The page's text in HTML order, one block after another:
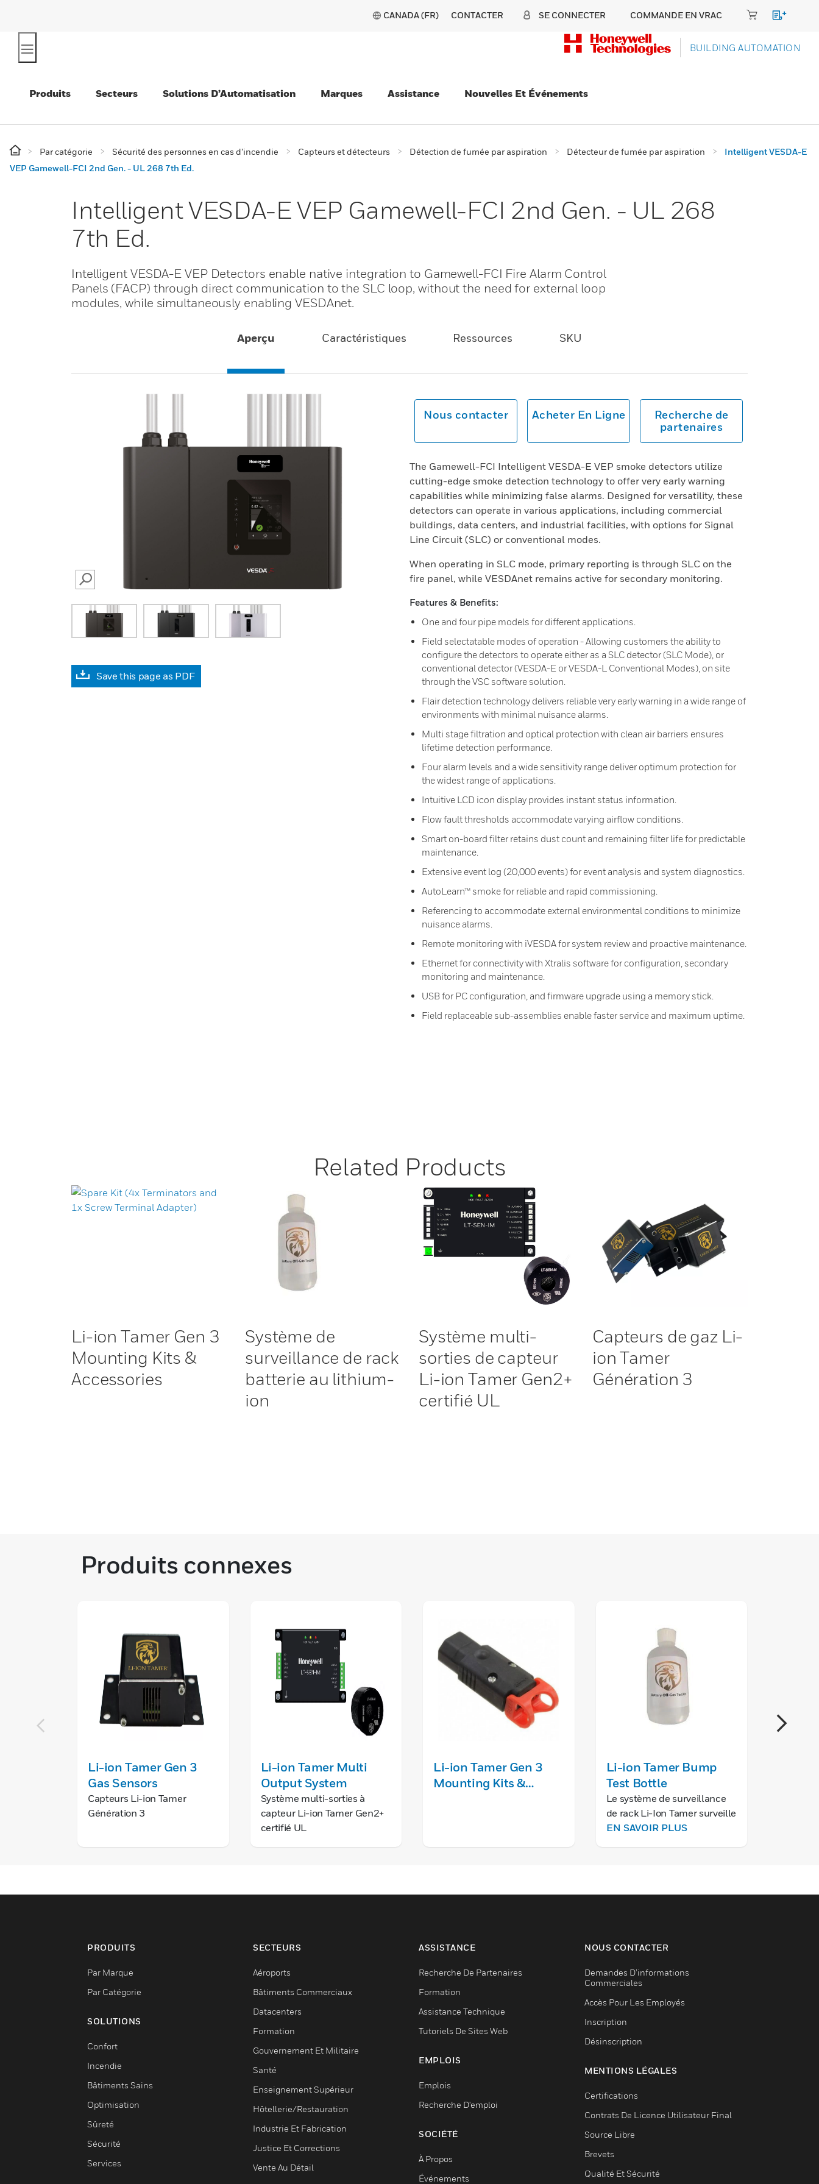
CANADA (FR) CONTACTER SE CONNECTER COMMANDE EN VRAC
BUILDING AUTOMATION
Produits Secteurs Solutions D’Automatisation Marques Assistance Nouvelles Et Événements
Par catégorie Sécurité des personnes en cas d’incendie Capteurs et détecteurs Détection de fumée par aspiration Détecteur de fumée par aspiration
Intelligent VESDA-E
VEP Gamewell-FCI 2nd Gen. - UL 268 7th Ed.
Intelligent VESDA-E VEP Gamewell-FCI 2nd Gen. - UL 268
7th Ed.
Intelligent VESDA-E VEP Detectors enable native integration to Gamewell-FCI Fire Alarm Control
Panels (FACP) through direct communication to the SLC loop, without the need for external loop
modules, while simultaneously enabling VESDAnet.
Aperçu Caractéristiques Ressources SKU
SEARCH
Save this page as PDF
Nous contacter Acheter En Ligne
Recherche de
partenaires
The Gamewell-FCI Intelligent VESDA-E VEP smoke detectors utilize
cutting-edge smoke detection technology to offer very early warning
capabilities while minimizing false alarms. Designed for versatility, these
detectors can operate in various applications, including commercial
buildings, data centers, and industrial facilities, with options for Signal
Line Circuit (SLC) or conventional modes.
When operating in SLC mode, primary reporting is through SLC on the
fire panel, while VESDAnet remains active for secondary monitoring.
Features & Benefits:
One and four pipe models for different applications.
Field selectatable modes of operation - Allowing customers the ability to
configure the detectors to operate either as a SLC detector (SLC Mode), or
conventional detector (VESDA-E or VESDA-L Conventional Modes), on site
through the VSC software solution.
Flair detection technology delivers reliable very early warning in a wide range of
environments with minimal nuisance alarms.
Multi stage filtration and optical protection with clean air barriers ensures
lifetime detection performance.
Four alarm levels and a wide sensitivity range deliver optimum protection for
the widest range of applications.
Intuitive LCD icon display provides instant status information.
Flow fault thresholds accommodate varying airflow conditions.
Smart on-board filter retains dust count and remaining filter life for predictable
maintenance.
Extensive event log (20,000 events) for event analysis and system diagnostics.
AutoLearn™ smoke for reliable and rapid commissioning.
Referencing to accommodate external environmental conditions to minimize
nuisance alarms.
Remote monitoring with iVESDA for system review and proactive maintenance.
Ethernet for connectivity with Xtralis software for configuration, secondary
monitoring and maintenance.
USB for PC configuration, and firmware upgrade using a memory stick.
Field replaceable sub-assemblies enable faster service and maximum uptime.
Related Products
Li-ion Tamer Gen 3
Mounting Kits &
Accessories
Système de
surveillance de rack
batterie au lithium-
ion
Système multi-
sorties de capteur
Li-ion Tamer Gen2+
certifié UL
Capteurs de gaz Li-
ion Tamer
Génération 3
Produits connexes
Li-ion Tamer Gen 3
Gas Sensors
Capteurs Li-ion Tamer
Génération 3
Li-ion Tamer Multi
Output System
Système multi-sorties à
capteur Li-ion Tamer Gen2+
certifié UL
Li-ion Tamer Gen 3
Mounting Kits &
Li-ion Tamer Bump
Test Bottle
Le système de surveillance
de rack Li-Ion Tamer surveille
les dégagements gazeux de
EN SAVOIR PLUS
PRODUITS
Par Marque
Par Catégorie
SOLUTIONS
Confort
Incendie
Bâtiments Sains
Optimisation
Sûreté
Sécurité
Services
SECTEURS
Aéroports
Bâtiments Commerciaux
Datacenters
Formation
Gouvernement Et Militaire
Santé
Enseignement Supérieur
Hôtellerie/Restauration
Industrie Et Fabrication
Justice Et Corrections
Vente Au Détail
ASSISTANCE
Recherche De Partenaires
Formation
Assistance Technique
Tutoriels De Sites Web
EMPLOIS
Emplois
Recherche D'emploi
SOCIÉTÉ
À Propos
Événements
NOUS CONTACTER
Demandes D’informations
Commerciales
Accès Pour Les Employés
Inscription
Désinscription
MENTIONS LÉGALES
Certifications
Contrats De Licence Utilisateur Final
Source Libre
Brevets
Qualité Et Sécurité